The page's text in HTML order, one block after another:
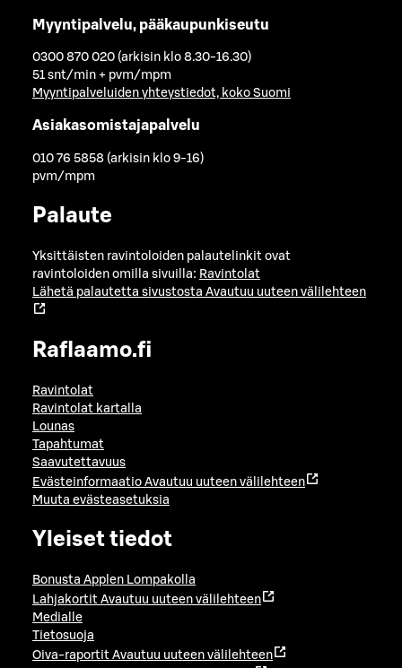
Myyntipalvelu, pääkaupunkiseutu
0300 870 020 (arkisin klo 8.30-16.30)
51 snt/min + pvm/mpm
Myyntipalveluiden yhteystiedot, koko Suomi
Asiakasomistajapalvelu
010 76 5858 (arkisin klo 9-16)
pvm/mpm
Palaute
Yksittäisten ravintoloiden palautelinkit ovat
ravintoloiden omilla sivuilla: Ravintolat
Lähetä palautetta sivustosta Avautuu uuteen välilehteen
Raflaamo.fi
Ravintolat
Ravintolat kartalla
Lounas
Tapahtumat
Saavutettavuus
Evästeinformaatio Avautuu uuteen välilehteen
Muuta evästeasetuksia
Yleiset tiedot
Bonusta Applen Lompakolla
Lahjakortit Avautuu uuteen välilehteen
Medialle
Tietosuoja
Oiva-raportit Avautuu uuteen välilehteen